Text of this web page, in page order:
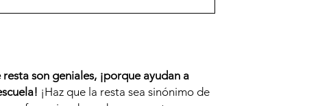
son geniales, ¡porque ayudan a
¡Haz que la resta sea sinónimo de